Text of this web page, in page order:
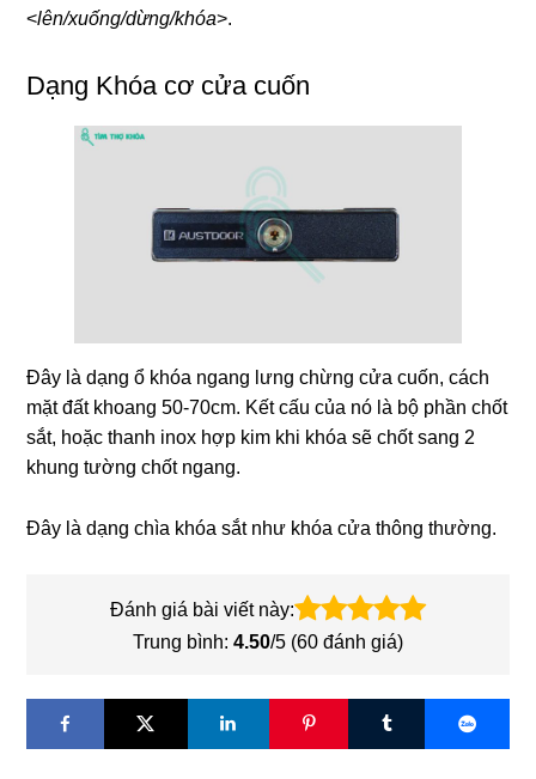
<lên/xuống/dừng/khóa>.
Dạng Khóa cơ cửa cuốn
Đây là dạng ổ khóa ngang lưng chừng cửa cuốn, cách
mặt đất khoang 50-70cm. Kết cấu của nó là bộ phần chốt
sắt, hoặc thanh inox hợp kim khi khóa sẽ chốt sang 2
khung tường chốt ngang.
Đây là dạng chìa khóa sắt như khóa cửa thông thường.
Đánh giá bài viết này:
Trung bình: 4.50/5 (60 đánh giá)